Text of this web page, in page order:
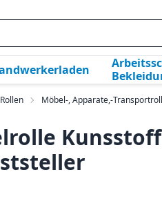
Möbel-, Apparate,-